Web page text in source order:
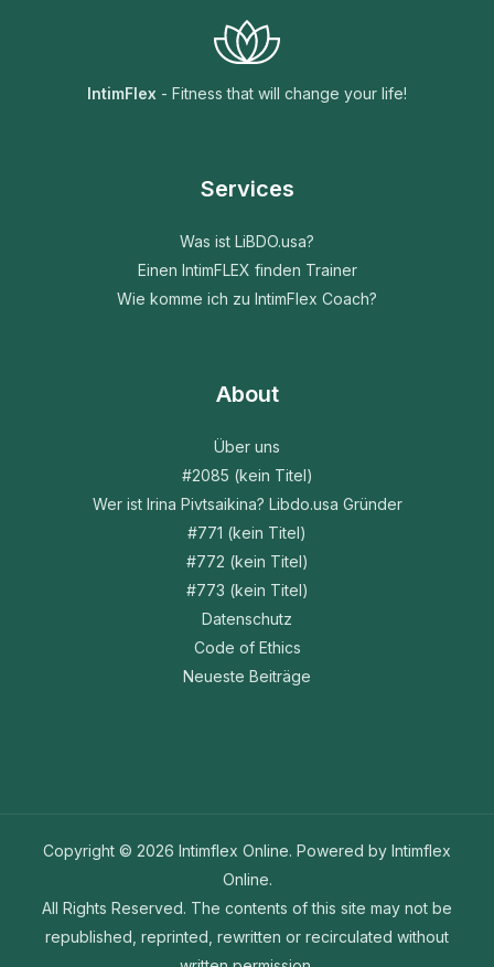
IntimFlex - Fitness that will change your life!
Services
Was ist LiBDO.usa?
Einen IntimFLEX finden Trainer
Wie komme ich zu IntimFlex Coach?
About
Über uns
#2085 (kein Titel)
Wer ist Irina Pivtsaikina? Libdo.usa Gründer
#771 (kein Titel)
#772 (kein Titel)
#773 (kein Titel)
Datenschutz
Code of Ethics
Neueste Beiträge
Copyright © 2026 Intimflex Online. Powered by Intimflex
Online.
All Rights Reserved. The contents of this site may not be
republished, reprinted, rewritten or recirculated without